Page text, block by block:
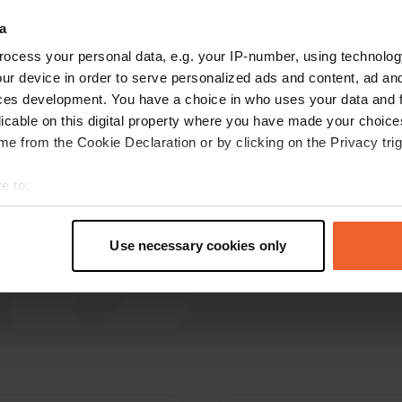
your personal data, e.g. your IP-number, using
device in order to serve personalized ads and content, ad
development. You have a choice in who uses your data and
on this digital property where you have made your
from the Cookie Declaration or by clicking on the Privacy
to:
geographical location which can be accurate to within
personal data is processed and set your preferences in the
Use necessary cookies only
Ampio parcheggio con vista sul mare e sulla
spiaggia. Molto tranquillo.
Tradotto da GoogleMostra originale